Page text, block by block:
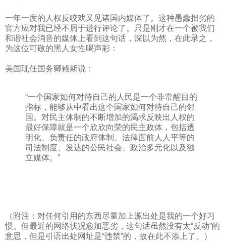
一年一度的人权反咬戏又见诸国内媒体了。这种愚蠢拙劣的
官方应对我已经不屑于进行评论了。只是刚才在一个被我们
和谐社会消音的媒体上看到这句话，深以为然，在此录之，
为这位可敬的黑人女性喝声彩：
美国现任国务卿赖斯说：
“一个国家如何对待自己的人民是一个非常醒目的
指标，能够从中看出这个国家如何对待自己的邻
国。对民主体制的不断增加的渴求反映出人权的
最好保障就是一个欣欣向荣的民主政体，包括透
明化、负责任的政府体制、法律面前人人平等的
司法制度、发达的公民社会、政治多元化以及独
立媒体。”
（附注：对任何引用的东西尽量加上源出处是我的一个好习
惯。但最近的网络状况愈加恶劣，这句话虽然没有太“反动”的
意思，但是引语出处网址是“违禁”的，故在此不添上了。）